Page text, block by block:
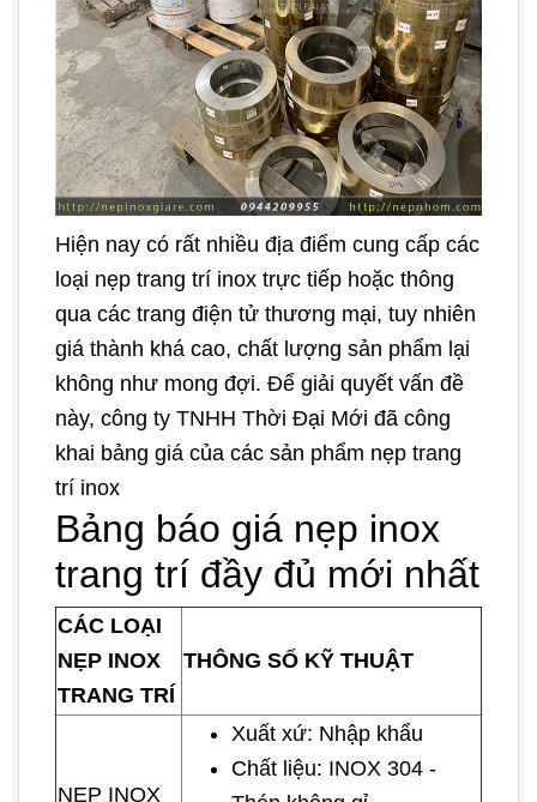
Hiện nay có rất nhiều địa điểm cung cấp các
loại nẹp trang trí inox trực tiếp hoặc thông
qua các trang điện tử thương mại, tuy nhiên
giá thành khá cao, chất lượng sản phẩm lại
không như mong đợi. Để giải quyết vấn đề
này, công ty TNHH Thời Đại Mới đã công
khai bảng giá của các sản phẩm nẹp trang
trí inox
Bảng báo giá nẹp inox
trang trí đầy đủ mới nhất
CÁC LOẠI
NẸP INOX
TRANG TRÍ
THÔNG SỐ KỸ THUẬT
NẸP INOX
Xuất xứ: Nhập khẩu
Chất liệu: INOX 304 -